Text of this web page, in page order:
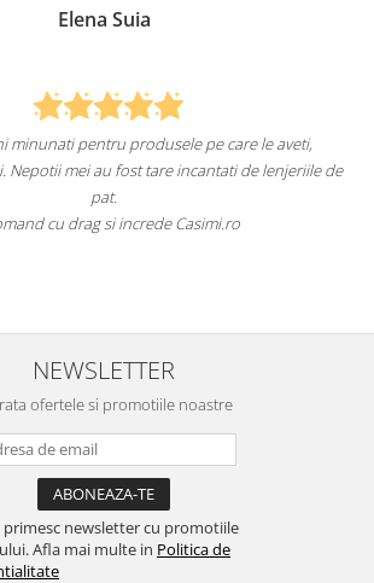
Elena Suia
minunati pentru produsele pe care le aveti,
Nepotii mei au fost tare incantati de lenjeriile de
pat.
cu drag si increde Casimi.ro
NEWSLETTER
ofertele si promotiile noastre
primesc newsletter cu promotiile
Afla mai multe in Politica de